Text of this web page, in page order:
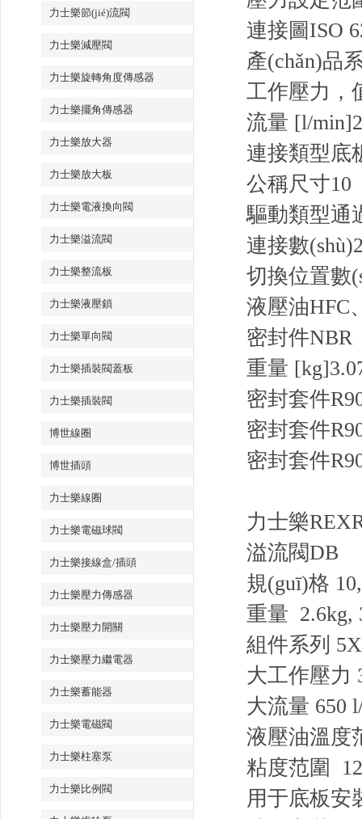
力士樂節(jié)流閥
力士樂減壓閥
力士樂旋轉角度傳感器
力士樂擺角傳感器
力士樂放大器
力士樂放大板
力士樂電液換向閥
力士樂溢流閥
力士樂整流板
力士樂液壓鎖
力士樂單向閥
力士樂插裝閥蓋板
力士樂插裝閥
博世線圈
博世插頭
力士樂線圈
力士樂電磁球閥
力士樂接線盒/插頭
力士樂壓力傳感器
力士樂壓力開關
力士樂壓力繼電器
力士樂蓄能器
力士樂電磁閥
力士樂柱塞泵
力士樂比例閥
連接圖ISO
產(chǎn)品
工作壓力，
流量 [l/min]
連接類型底
公稱尺寸10
驅動類型通
連接數(shù)
切換位置數
液壓油HFC
密封件NBR
重量 [kg]
密封套件
密封套件
密封套件
力士樂
溢流閥DB
規(guī)格
重量 2.6kg,
組件系列 5X
大工作壓力
大流量 650
液壓油溫
粘度范圍
用于底板安